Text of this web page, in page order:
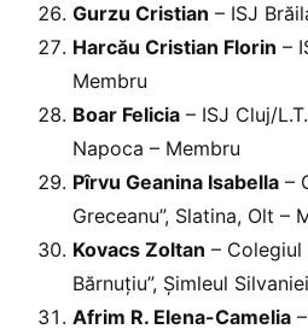
Gurzu Cristian – ISJ
Harcău Cristian Florin –
Membru
Boar Felicia – ISJ Cluj/
Napoca – Membru
Pîrvu Geanina Isabella –
Greceanu”, Slatina, Olt –
Kovacs Zoltan – Colegiul
Bărnuțiu”, Șimleul
Afrim R. Elena-Camelia